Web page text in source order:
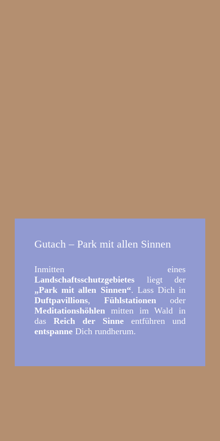
Gutach – Park mit allen Sinnen
Inmitten eines
Landschaftsschutzgebietesliegt der
„Park mit allen Sinnen“. Lass Dich in
Duftpavillions, Fühlstationen oder
Meditationshöhlenmitten im Wald in
das Reich der Sinne entführen und
entspanneDich rundherum.